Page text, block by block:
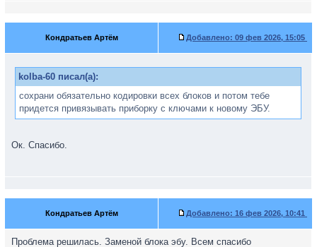
Кондратьев Артём Добавлено: 09 фев 2026, 15:05
kolba-60 писал(а):
сохрани обязательно кодировки всех блоков и потом тебе
придется привязывать приборку с ключами к новому ЭБУ.
Ок. Спасибо.
Кондратьев Артём Добавлено: 16 фев 2026, 10:41
Проблема решилась. Заменой блока эбу. Всем спасибо